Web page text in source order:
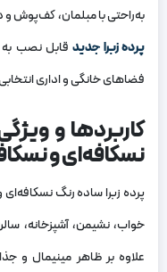
به‌راحتی با مبلمان، کف‌پوش
پرده زبرا جدیدقابل نصب به
فضاهای خانگی و اداری
کاربردها و
نسکافه‌ای و
پرده زبرا ساده رنگ
خواب، نشیمن، آشپزخانه،
علاوه بر ظاهر مینیمال و